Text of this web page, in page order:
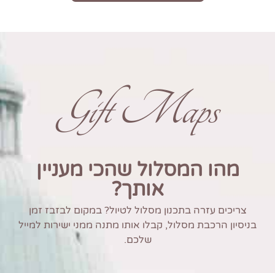
Gift Maps
מהו המסלול שהכי מעניין
אותך?
צריכים עזרה בתכנון מסלול לטיול? במקום לבזבז זמן
בניסיון הרכבת מסלול, קבלו אותו מתנה ממני ישירות למייל
שלכם.